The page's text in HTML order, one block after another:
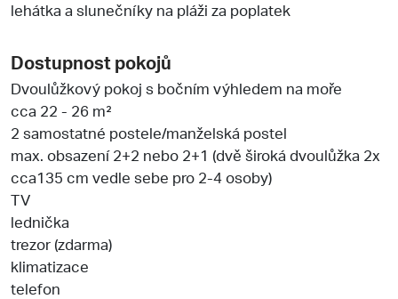
lehátka a slunečníky na pláži za poplatek
Dostupnost pokojů
Dvoulůžkový pokoj s bočním výhledem na moře
cca 22 - 26 m²
2 samostatné postele/manželská postel
max. obsazení 2+2 nebo 2+1 (dvě široká dvoulůžka 2x
cca135 cm vedle sebe pro 2-4 osoby)
TV
lednička
trezor (zdarma)
klimatizace
telefon